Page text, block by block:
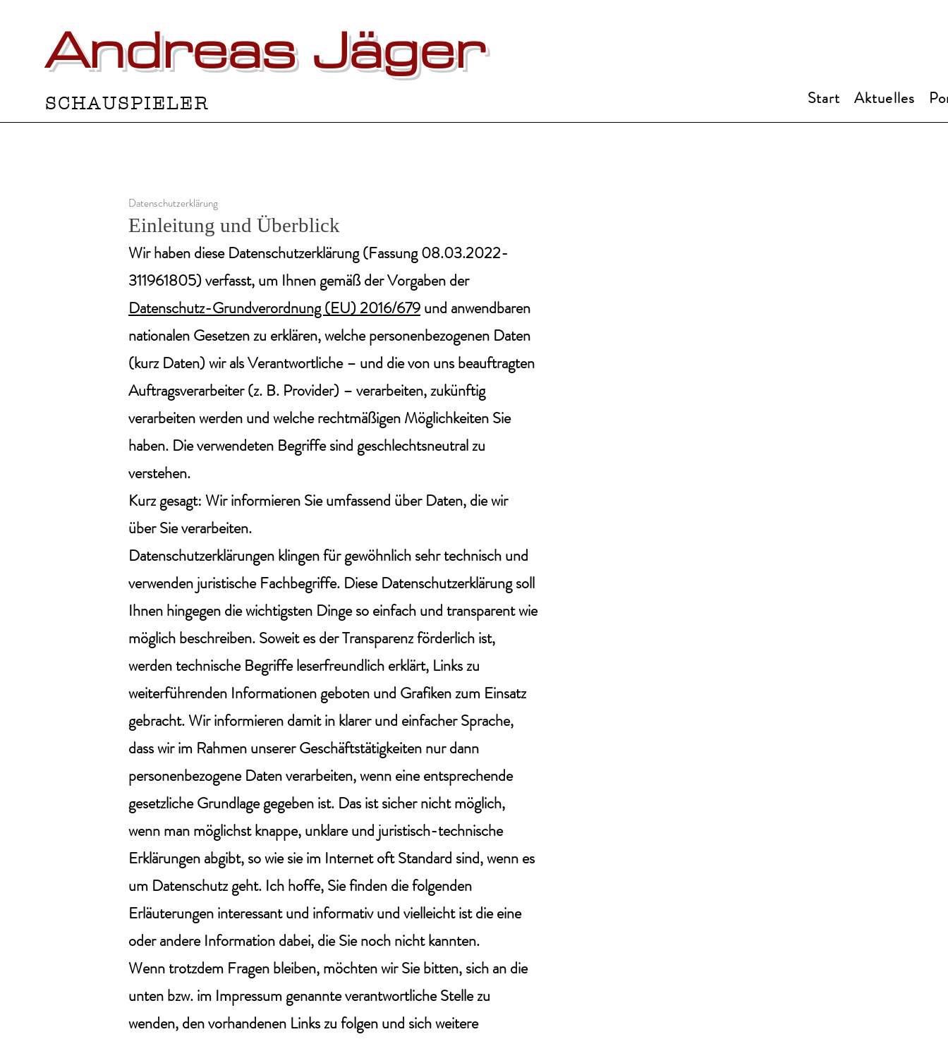
Andreas Jäger
S C H A U S P I E L E R Start Aktuelles
Datenschutzerklärung
Einleitung und Überblick
Wir haben diese Datenschutzerklärung (Fassung 08.03.2022-
311961805) verfasst, um Ihnen gemäß der Vorgaben der
Datenschutz-Grundverordnung (EU) 2016/679und anwendbaren
nationalen Gesetzen zu erklären, welche personenbezogenen Daten
(kurz Daten) wir als Verantwortliche – und die von uns beauftragten
Auftragsverarbeiter (z. B. Provider) – verarbeiten, zukünftig
verarbeiten werden und welche rechtmäßigen Möglichkeiten Sie
haben. Die verwendeten Begriffe sind geschlechtsneutral zu
verstehen.
Kurz gesagt: Wir informieren Sie umfassend über Daten, die wir
über Sie verarbeiten.
Datenschutzerklärungen klingen für gewöhnlich sehr technisch und
verwenden juristische Fachbegriffe. Diese Datenschutzerklärung soll
Ihnen hingegen die wichtigsten Dinge so einfach und transparent wie
möglich beschreiben. Soweit es der Transparenz förderlich ist,
werden technische Begriffe leserfreundlich erklärt, Links zu
weiterführenden Informationen geboten und Grafiken zum Einsatz
gebracht. Wir informieren damit in klarer und einfacher Sprache,
dass wir im Rahmen unserer Geschäftstätigkeiten nur dann
personenbezogene Daten verarbeiten, wenn eine entsprechende
gesetzliche Grundlage gegeben ist. Das ist sicher nicht möglich,
wenn man möglichst knappe, unklare und juristisch-technische
Erklärungen abgibt, so wie sie im Internet oft Standard sind, wenn es
um Datenschutz geht. Ich hoffe, Sie finden die folgenden
Erläuterungen interessant und informativ und vielleicht ist die eine
oder andere Information dabei, die Sie noch nicht kannten.
Wenn trotzdem Fragen bleiben, möchten wir Sie bitten, sich an die
unten bzw. im Impressum genannte verantwortliche Stelle zu
wenden, den vorhandenen Links zu folgen und sich weitere